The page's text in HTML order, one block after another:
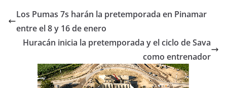
e
b
o
o
k
er s
A
p
p
p
ar
tir
Los Pumas 7s harán la pretemporada en Pinamar
entre el 8 y 16 de enero
Huracán inicia la pretemporada y el ciclo de Sava
como entrenador